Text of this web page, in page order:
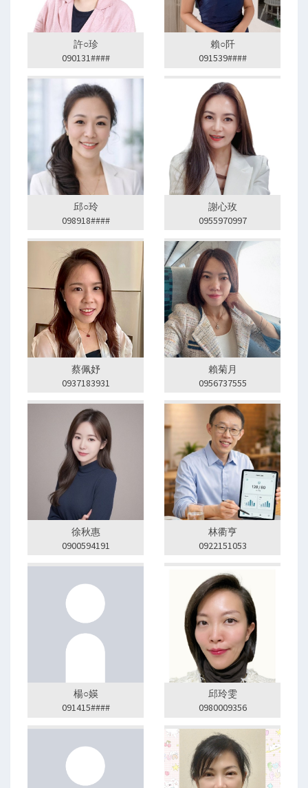
許○珍
090131####
賴○阡
091539####
邱○玲
098918####
謝心玫
0955970997
蔡佩妤
0937183931
賴菊月
0956737555
徐秋惠
0900594191
林衢亨
0922151053
楊○媖
091415####
邱玲雯
0980009356